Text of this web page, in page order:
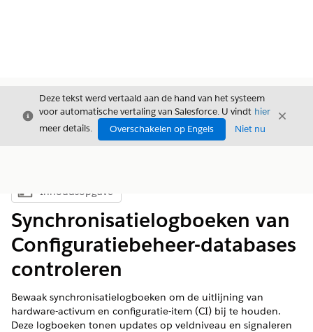
Sluiten
Deze tekst werd vertaald aan de hand van het systeem
voor automatische vertaling van Salesforce. U vindt hier
meer details.
Overschakelen op Engels Niet nu
Sluiten
Inhoudsopgave weergeven
Inhoudsopgave
Synchronisatielogboeken van
Configuratiebeheer-databases
controleren
Bewaak synchronisatielogboeken om de uitlijning van
hardware-activum en configuratie-item (CI) bij te houden.
Deze logboeken tonen updates op veldniveau en signaleren